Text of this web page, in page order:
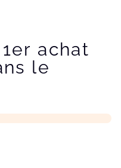
achat
le